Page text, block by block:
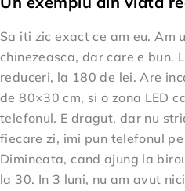
Sa iti zic exact ce am eu. Am
chinezeasca, dar care e bun.
reduceri, la 180 de lei. Are
de 80×30 cm, si o zona LED
telefonul. E dragut, dar nu
fiecare zi, imi pun telefonul
Dimineata, cand ajung la
la 30. In 3 luni, nu am avut